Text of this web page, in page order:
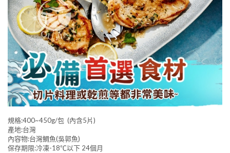
規格:400~450g/包 (內含5片)
產地:台灣
內容物:台灣鯛魚(吳郭魚)
保存期限:冷凍-18℃以下 24個月